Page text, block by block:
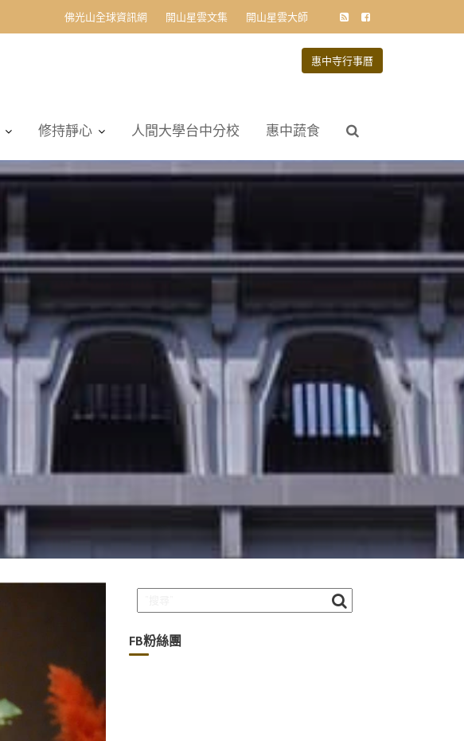
佛光山全球資訊網 開山星雲文集 開山星雲大師
惠中寺行事曆
修持靜心 人間大學台中分校 惠中蔬食
FB粉絲團